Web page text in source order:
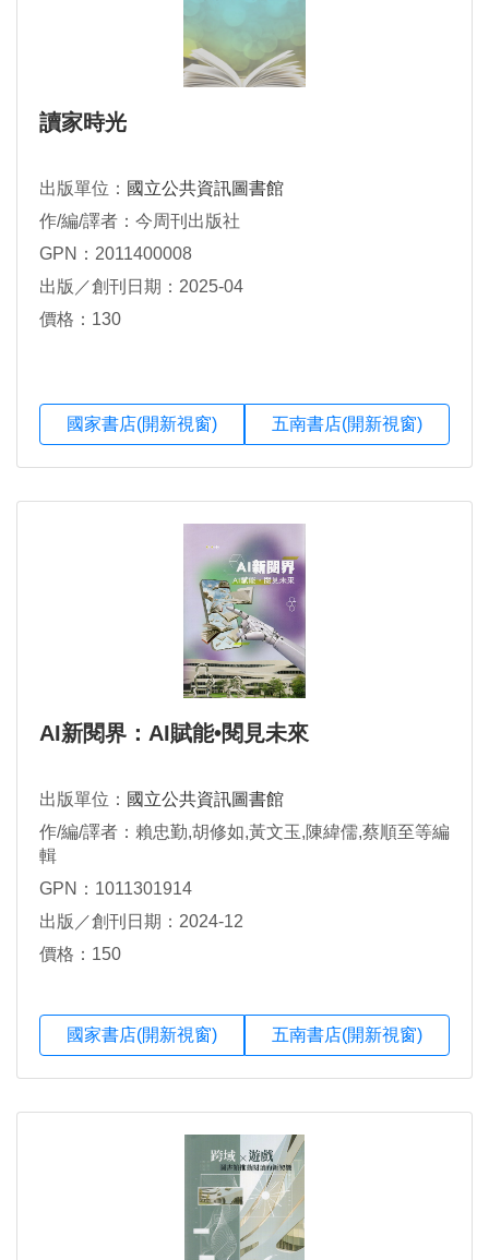
讀家時光
出版單位： 國立公共資訊圖書館
作/編/譯者：今周刊出版社
GPN：2011400008
出版／創刊日期：2025-04
價格：130
國家書店(開新視窗) 五南書店(開新視窗)
AI新閱界：AI賦能•閱見未來
出版單位： 國立公共資訊圖書館
作/編/譯者：賴忠勤,胡修如,黃文玉,陳緯儒,蔡順至等編
輯
GPN：1011301914
出版／創刊日期：2024-12
價格：150
國家書店(開新視窗) 五南書店(開新視窗)